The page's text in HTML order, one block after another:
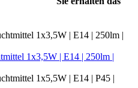
1x3,5W | E14 | 250lm |